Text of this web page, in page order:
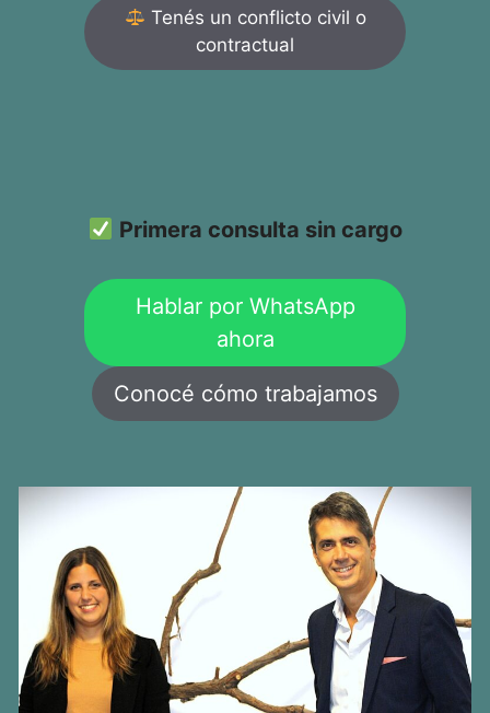
Tenés un conflicto civil o
contractual
Primera consulta sin cargo
Hablar por WhatsApp
ahora
Conocé cómo trabajamos